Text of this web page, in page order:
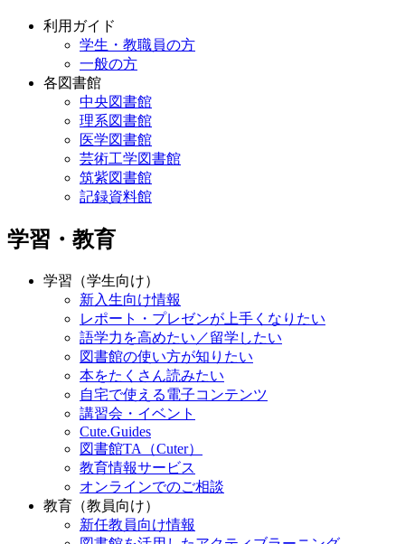
利用ガイド
学生・教職員の方
一般の方
各図書館
中央図書館
理系図書館
医学図書館
芸術工学図書館
筑紫図書館
記録資料館
学習・教育
学習（学生向け）
新入生向け情報
レポート・プレゼンが上手くなりたい
語学力を高めたい／留学したい
図書館の使い方が知りたい
本をたくさん読みたい
自宅で使える電子コンテンツ
講習会・イベント
Cute.Guides
図書館TA（Cuter）
教育情報サービス
オンラインでのご相談
教育（教員向け）
新任教員向け情報